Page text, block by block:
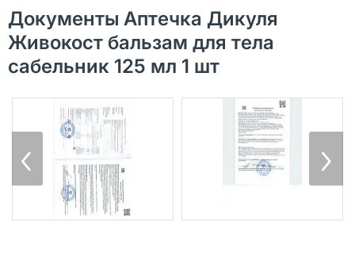
Документы Аптечка Дикуля
Живокост бальзам для тела
сабельник 125 мл 1 шт